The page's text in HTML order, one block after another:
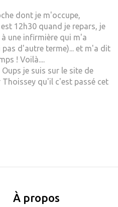
dont je m'occupe,
12h30 quand je repars, je
une infirmière qui m'a
d'autre terme)... et m'a dit
! Voilà....
je suis sur le site de
qu'il c'est passé cet
À propos